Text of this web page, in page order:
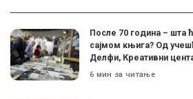
После 70 година – шта
сајмом књига? Од
Делфи, Креативни
6 мин за читање